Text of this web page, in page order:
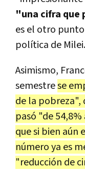
"una cifra que
es el otro
política de Milei.
Asimismo,
semestrese
de la pobreza",
pasó "de
que si bien aún
número ya es
"reducción de